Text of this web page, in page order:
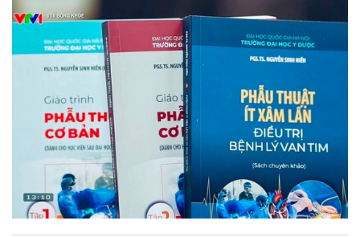
nghiệm từ thực tiễn thành nguồn tri thức học thuật bài bản,
chuẩn hóa chính là chìa khóa then chốt để đào tạo thế hệ kế
thừa. Mới đây, bước tiến ấy đã được cụ thể hóa bằng sự ra mắt
của bộ ba ấn phẩm y học chuyên ngành do PGS.TS. Nguyễn
Sinh Hiền – Giám đốc Bệnh viện Tim Hà Nội chủ biên, đánh dấu
một cột mốc quan trọng trong công tác nghiên cứu, đào tạo và
chuyển giao công nghệ phẫu thuật tim tại Việt Nam.